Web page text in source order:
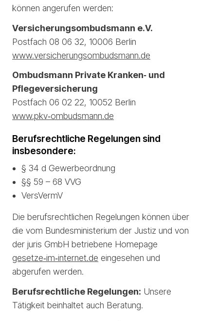
können angerufen werden:
Versicherungsombudsmann e.V.
Postfach 08 06 32, 10006 Berlin
www.versicherungsombudsmann.de
Ombudsmann Private Kranken‑ und
Pflegeversicherung
Postfach 06 02 22, 10052 Berlin
www.pkv‑ombudsmann.de
Berufsrechtliche Regelungen sind
insbesondere:
§ 34 d Gewerbeordnung
§§ 59 – 68 VVG
VersVermV
Die berufsrechtlichen Regelungen können über
die vom Bundesministerium der Justiz und von
der juris GmbH betriebene Homepage
gesetze‑im‑internet.de eingesehen und
abgerufen werden.
Berufsrechtliche Regelungen: Unsere
Tätigkeit beinhaltet auch Beratung.